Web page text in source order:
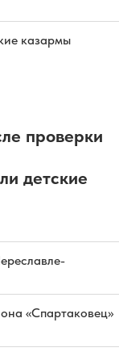
казармы
проверки
детские
«Спартаковец»